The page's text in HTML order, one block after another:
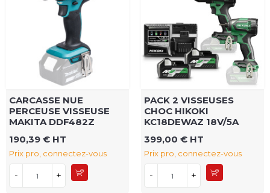
CARCASSE NUE
PERCEUSE VISSEUSE
MAKITA DDF482Z
190,39 € HT
Prix pro, connectez-vous
- +
PACK 2 VISSEUSES
CHOC HIKOKI
KC18DEWAZ 18V/5A
399,00 € HT
Prix pro, connectez-vous
- +